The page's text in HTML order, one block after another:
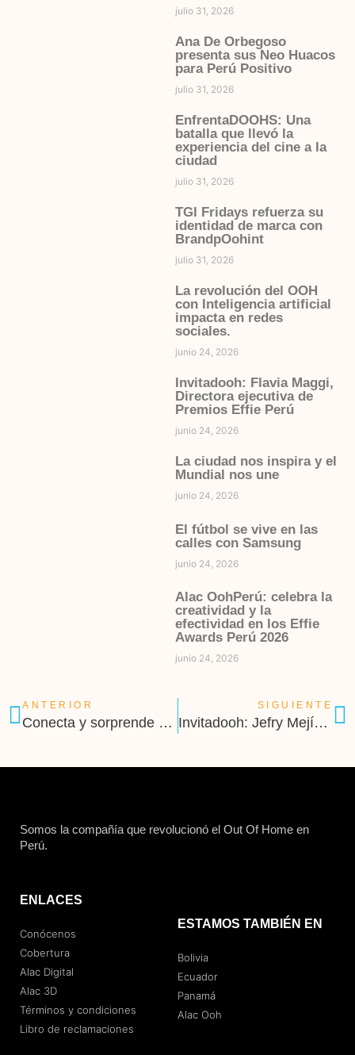
julio 31, 2026
Ana De Orbegoso
presenta sus Neo Huacos
para Perú Positivo
julio 31, 2026
EnfrentaDOOHS: Una
batalla que llevó la
experiencia del cine a la
ciudad
julio 31, 2026
TGI Fridays refuerza su
identidad de marca con
BrandpOohint
julio 31, 2026
La revolución del OOH
con Inteligencia artificial
impacta en redes
sociales.
junio 24, 2026
Invitadooh: Flavia Maggi,
Directora ejecutiva de
Premios Effie Perú
junio 24, 2026
La ciudad nos inspira y el
Mundial nos une
junio 24, 2026
El fútbol se vive en las
calles con Samsung
junio 24, 2026
Alac OohPerú: celebra la
creatividad y la
efectividad en los Effie
Awards Perú 2026
junio 24, 2026
ANTERIOR
Conecta y sorprende en tiempo real con Alac Real Time
SIGUIENTE
Invitadooh: Jefry Mejía Montesinos
Somos la compañía que revolucionó el Out Of Home en
Perú.
ENLACES
Conócenos
Cobertura
Alac Digital
Alac 3D
Términos y condiciones
Libro de reclamaciones
ESTAMOS TAMBIÉN EN
Bolivia
Ecuador
Panamá
Alac Ooh